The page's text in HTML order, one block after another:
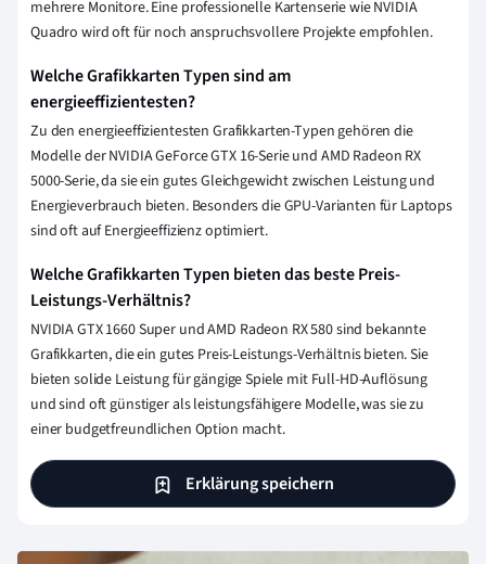
mehrere Monitore. Eine professionelle Kartenserie wie NVIDIA
Quadro wird oft für noch anspruchsvollere Projekte empfohlen.
Welche Grafikkarten Typen sind am
energieeffizientesten?
Zu den energieeffizientesten Grafikkarten-Typen gehören die
Modelle der NVIDIA GeForce GTX 16-Serie und AMD Radeon RX
5000-Serie, da sie ein gutes Gleichgewicht zwischen Leistung und
Energieverbrauch bieten. Besonders die GPU-Varianten für Laptops
sind oft auf Energieeffizienz optimiert.
Welche Grafikkarten Typen bieten das beste Preis-
Leistungs-Verhältnis?
NVIDIA GTX 1660 Super und AMD Radeon RX 580 sind bekannte
Grafikkarten, die ein gutes Preis-Leistungs-Verhältnis bieten. Sie
bieten solide Leistung für gängige Spiele mit Full-HD-Auflösung
und sind oft günstiger als leistungsfähigere Modelle, was sie zu
einer budgetfreundlichen Option macht.
Erklärung speichern